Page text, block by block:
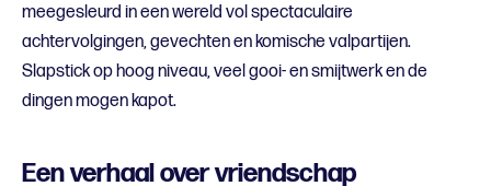
meegesleurd in een wereld vol spectaculaire
achtervolgingen, gevechten en komische valpartijen.
Slapstick op hoog niveau, veel gooi- en smijtwerk en de
dingen mogen kapot.
Een verhaal over vriendschap